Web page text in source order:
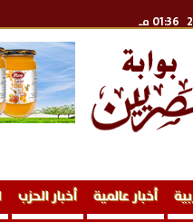
01:36 مـ
أخبار عالمية أخبار الحزب